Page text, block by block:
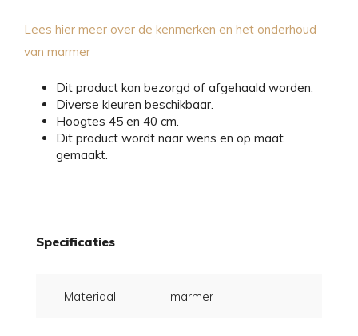
Lees hier meer over de kenmerken en het onderhoud
van marmer
Dit product kan bezorgd of afgehaald worden.
Diverse kleuren beschikbaar.
Hoogtes 45 en 40 cm.
Dit product wordt naar wens en op maat
gemaakt.
Specificaties
Materiaal: marmer